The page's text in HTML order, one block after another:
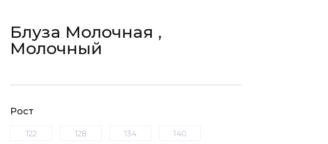
Блуза Молочная ,
Молочный
Рост
122 128 134 140